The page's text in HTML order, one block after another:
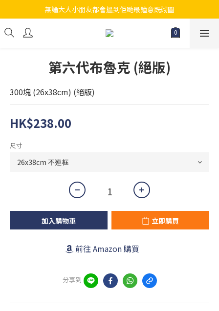
江帆天楊砌圖
無論大人小朋友都會搵到佢哋最鐘意既砌圖
江帆天楊砌圖
第六代布魯克 (絕版)
300塊 (26x38cm) (絕版)
HK$238.00
尺寸
加入購物車 立即購買
前往 Amazon 購買
分享到